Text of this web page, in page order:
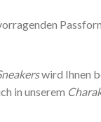
wird Ihnen
in unserem